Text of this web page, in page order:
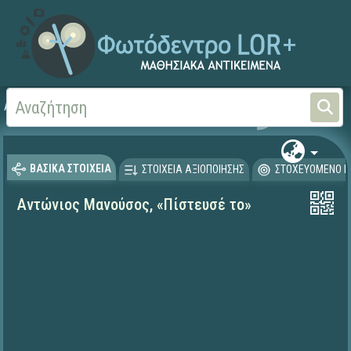
Αρχική Γλώσσα και Λογοτεχνία
ΒΑΣΙΚΑ ΣΤΟΙΧΕΙΑ ΣΤΟΙΧΕΙΑ ΑΞΙΟΠΟΙΗΣΗΣ ΣΤΟΧΕΥΟΜΕΝΟ
Αντώνιος Μανούσος, «Πίστευσέ το»